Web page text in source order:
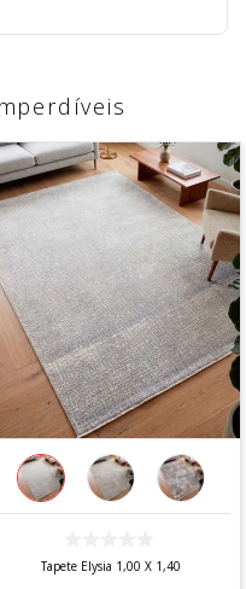
Tapete Elysia 1,00 X 1,40